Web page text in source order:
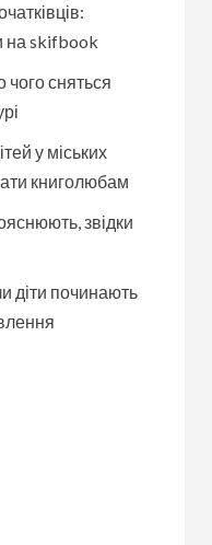
на skifbook
чого сняться
у міських
книголюбам
звідки
діти починають